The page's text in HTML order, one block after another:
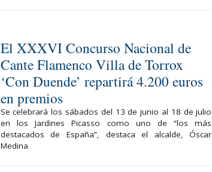
El XXXVI Concurso Nacional de
Cante Flamenco Villa de Torrox
‘Con Duende’ repartirá 4.200 euros
en premios
Se celebrará los sábados del 13 de junio al 18 de julio
en los Jardines Picasso como uno de “los más
destacados de España”, destaca el alcalde, Óscar
Medina